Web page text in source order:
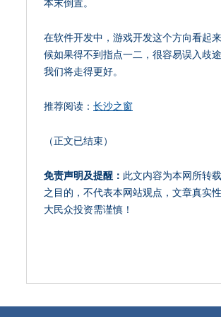
本末倒置。
在软件开发中，游戏开发这个方向看起
候如果得不到指点一二，很容易误入歧
我们将走得更好。
推荐阅读： 长沙之窗
（正文已结束）
免责声明及提醒： 此文内容为本网所转
之目的，不代表本网站观点，文章真实
大民众投资需谨慎！